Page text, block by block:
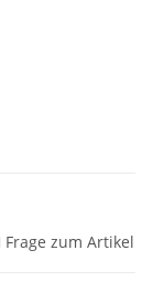
Frage zum Artikel